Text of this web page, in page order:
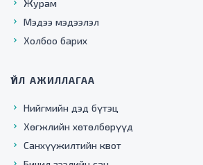
Журам
Мэдээ мэдээлэл
Холбоо барих
ҮЙЛ АЖИЛЛАГАА
Нийгмийн дэд бүтэц
Хөгжлийн хөтөлбөрүүд
Санхүүжилтийн квот